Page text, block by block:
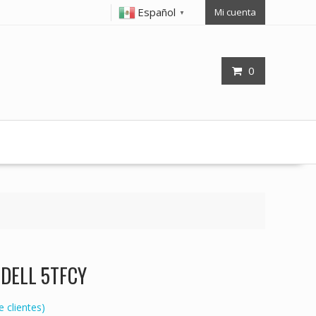
Español ▼ Mi cuenta
0
5TFCY
clientes)